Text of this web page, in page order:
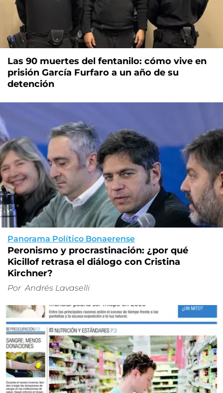
Las 90 muertes del fentanilo: cómo vive en
prisión García Furfaro a un año de su
detención
Panorama Político Bonaerense
Peronismo y procrastinación: ¿por qué
Kicillof retrasa el diálogo con Cristina
Kirchner?
Por Andrés Lavaselli